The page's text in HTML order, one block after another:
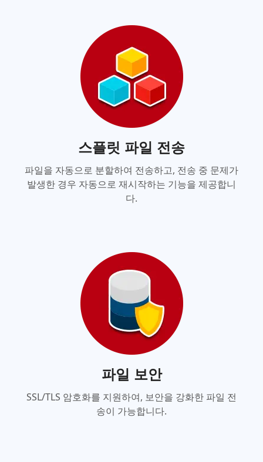
스플릿 파일 전송
파일을 자동으로 분할하여 전송하고, 전송 중 문제가
발생한 경우 자동으로 재시작하는 기능을 제공합니
다.
파일 보안
SSL/TLS 암호화를 지원하여, 보안을 강화한 파일 전
송이 가능합니다.